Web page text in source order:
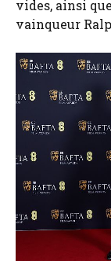
vides, ainsi
vainqueur